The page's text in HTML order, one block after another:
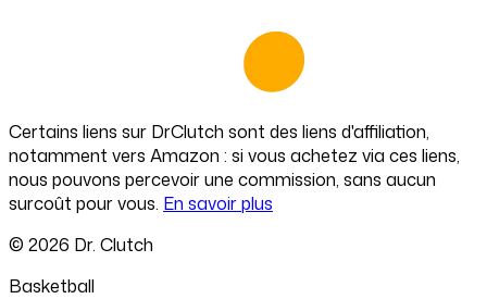
Certains liens sur DrClutch sont des liens d'affiliation,
notamment vers Amazon : si vous achetez via ces liens,
nous pouvons percevoir une commission, sans aucun
surcoût pour vous. En savoir plus
© 2026 Dr. Clutch
Basketball